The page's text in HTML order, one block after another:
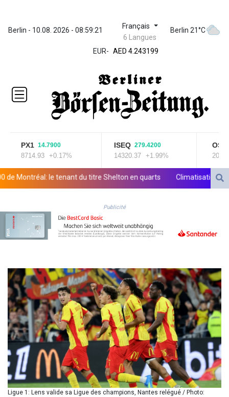
Berlin - 10.08. 2026 - 08:59:22 Français
6 Langues
Berlin 21°C
EUR-
ZWL
372.037716
AED 4.243199
AFN 76.816385
ALL 93.186779
AMD
421.940448
AOA
ARS
1731.96426
AWG 2.081161
BBD 2.320873
142.639766
BMD 1.155398
BND 1.47658
BOB 13.695177
BRL 5.874733
BSD 1.152289
BTN
109.648538
BWP
15.553455
BYN 3.431177
BYR
PX1 14.7900
8714.93 +0.17%
ISEQ 279.4200
14320.37 +1.99%
OSEBX
2025.99
le tenant du titre Shelton en quarts Climatisation, volets,
Publicité
Ligue 1: Lens valide sa Ligue des champions, Nantes relégué / Photo: